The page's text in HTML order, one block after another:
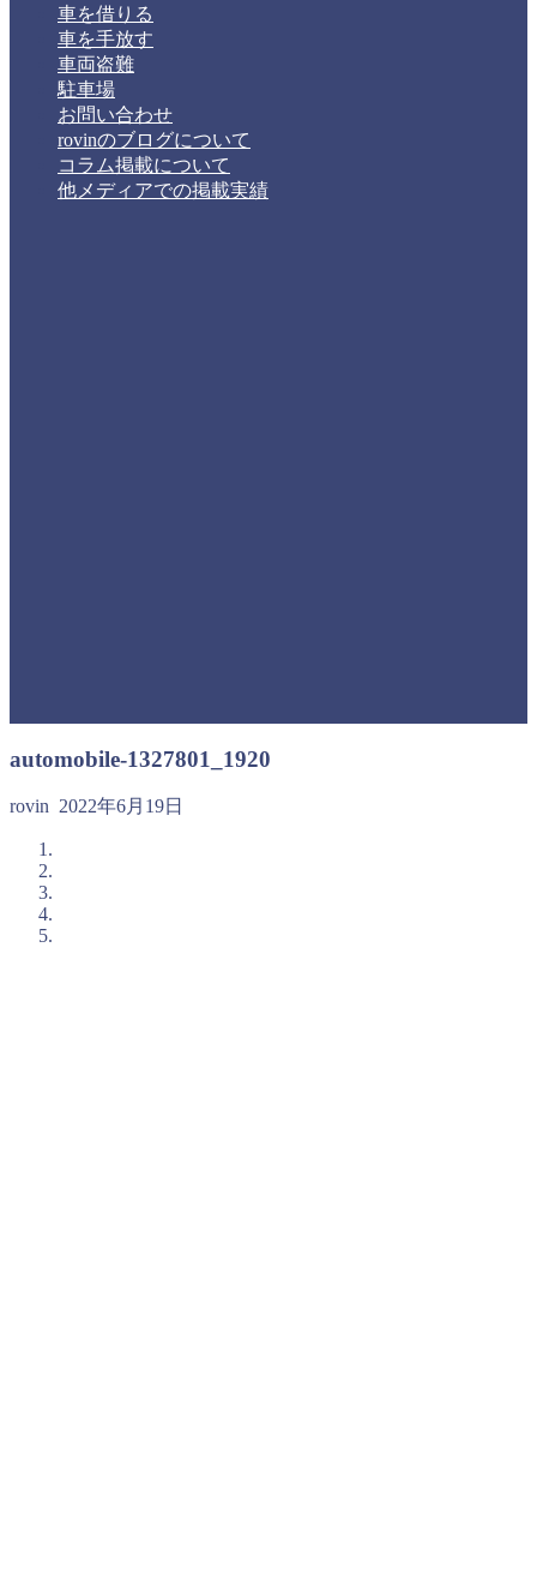
車を借りる
車を手放す
車両盗難
駐車場
お問い合わせ
rovinのブログについて
コラム掲載について
他メディアでの掲載実績
automobile-1327801_1920
rovin 2022年6月19日